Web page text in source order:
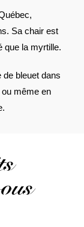
Sa chair est
que la myrtille.
de bleuet dans
même en